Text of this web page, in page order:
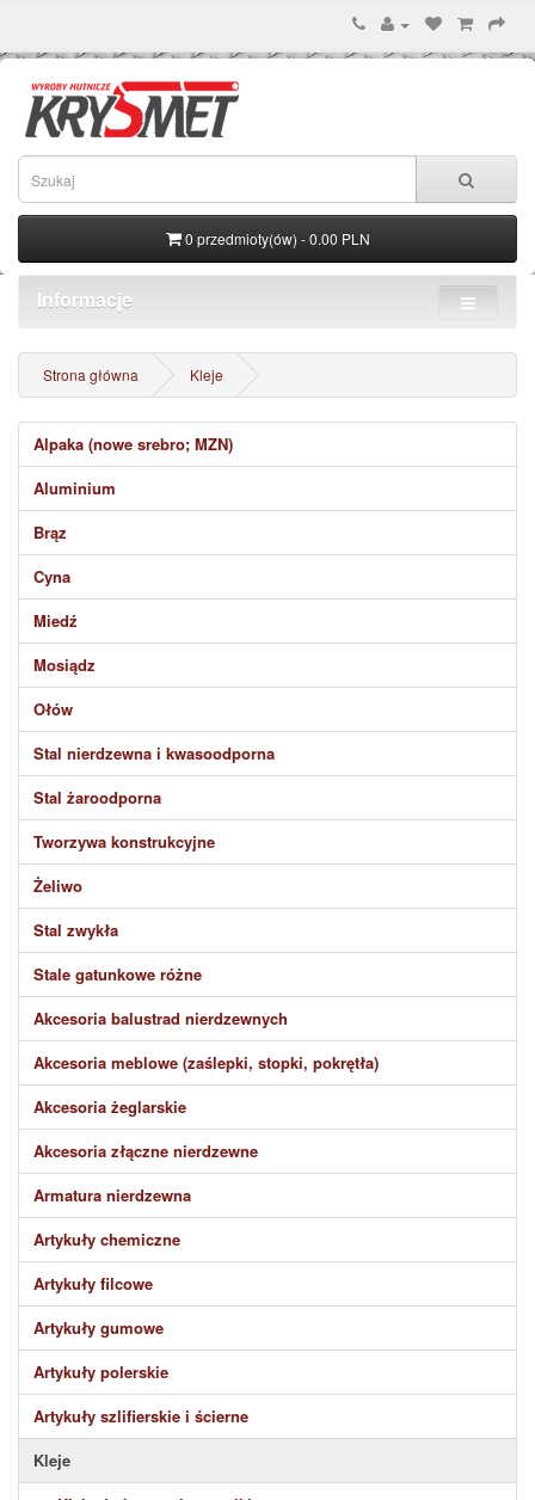
0 przedmioty(ów) - 0.00 PLN
Informacje
Strona główna Kleje
Alpaka (nowe srebro; MZN)
Aluminium
Brąz
Cyna
Miedź
Mosiądz
Ołów
Stal nierdzewna i kwasoodporna
Stal żaroodporna
Tworzywa konstrukcyjne
Żeliwo
Stal zwykła
Stale gatunkowe różne
Akcesoria balustrad nierdzewnych
Akcesoria meblowe (zaślepki, stopki, pokrętła)
Akcesoria żeglarskie
Akcesoria złączne nierdzewne
Armatura nierdzewna
Artykuły chemiczne
Artykuły filcowe
Artykuły gumowe
Artykuły polerskie
Artykuły szlifierskie i ścierne
Kleje